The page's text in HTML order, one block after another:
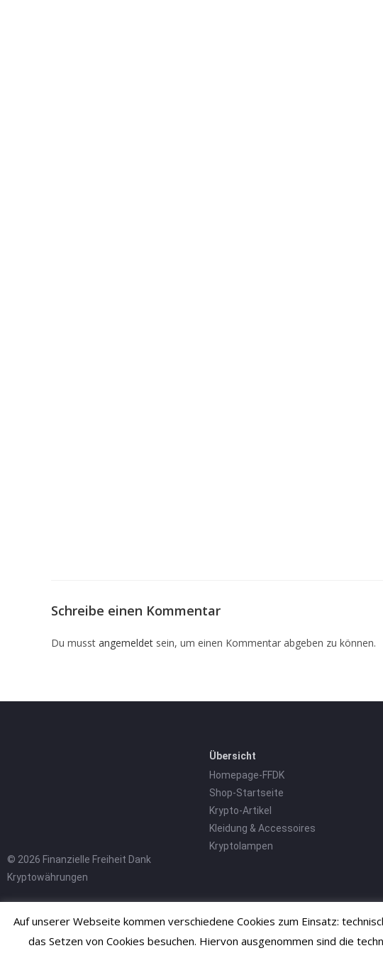
Schreibe einen Kommentar
Du musst angemeldet sein, um einen Kommentar abgeben zu können.
© 2026 Finanzielle Freiheit Dank
Kryptowährungen
Übersicht
Homepage-FFDK
Shop-Startseite
Krypto-Artikel
Kleidung & Accessoires
Kryptolampen
Auf unserer Webseite kommen verschiedene Cookies zum Einsatz:
das Setzen von Cookies besuchen. Hiervon ausgenommen sind die